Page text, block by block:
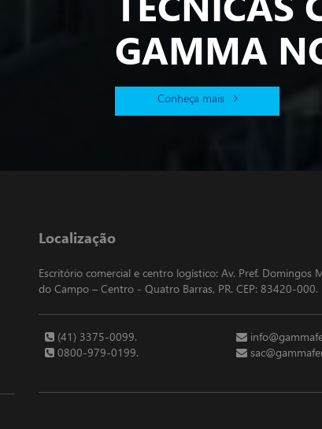
GAMMA
Conheça mais
Localização
Escritório comercial e centro logístico: Av. Pref. Domingos
do Campo – Centro - Quatro Barras, PR. CEP: 83420-000.
(41) 3375-0099.
0800-979-0199.